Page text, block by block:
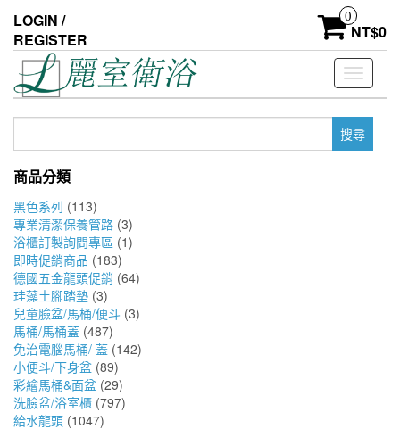
the
content
LOGIN /
REGISTER
0
NT$0
Toggle
鍵
商品分類
黑色系列 (113)
專業清潔保養管路 (3)
浴櫃訂製詢問專區 (1)
即時促銷商品 (183)
德國五金龍頭促銷 (64)
珪藻土腳踏墊 (3)
兒童臉盆/馬桶/便斗 (3)
馬桶/馬桶蓋 (487)
免治電腦馬桶/ 蓋 (142)
小便斗/下身盆 (89)
彩繪馬桶&面盆 (29)
洗臉盆/浴室櫃 (797)
給水龍頭 (1047)